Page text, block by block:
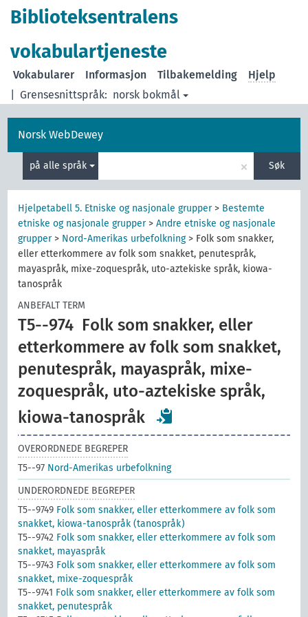
Biblioteksentralens
vokabulartjeneste
Grensesnittspråk: norsk bokmål
Vokabularer Informasjon Tilbakemelding Hjelp
Norsk WebDewey
på alle språk × Søk
Hjelpetabell 5. Etniske og nasjonale grupper> Bestemte
etniske og nasjonale grupper>Andre etniske og nasjonale
grupper> Nord-Amerikas urbefolkning> Folk som snakker,
eller etterkommere av folk som snakket, penutespråk,
mayaspråk, mixe-zoquespråk, uto-aztekiske språk, kiowa-
tanospråk
ANBEFALT TERM
T5--974 Folk som snakker, eller
etterkommere av folk som snakket,
penutespråk, mayaspråk, mixe-
zoquespråk, uto-aztekiske språk,
kiowa-tanospråk
OVERORDNEDE BEGREPER
T5--97 Nord-Amerikas urbefolkning
UNDERORDNEDE BEGREPER
T5--9749 Folk som snakker, eller etterkommere av folk som
snakket, kiowa-tanospråk (tanospråk)
T5--9742 Folk som snakker, eller etterkommere av folk som
snakket, mayaspråk
T5--9743 Folk som snakker, eller etterkommere av folk som
snakket, mixe-zoquespråk
T5--9741 Folk som snakker, eller etterkommere av folk som
snakket, penutespråk